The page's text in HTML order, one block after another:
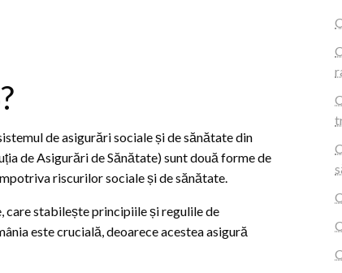
de asigurări sociale și de sănătate din
de Asigurări de Sănătate) sunt două forme de
riscurilor sociale și de sănătate.
care stabilește principiile și regulile de
este crucială, deoarece acestea asigură